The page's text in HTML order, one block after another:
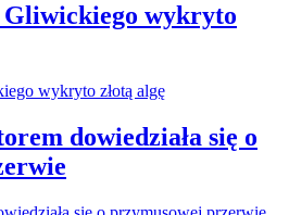
Gliwickiego wykryto
dowiedziała się o